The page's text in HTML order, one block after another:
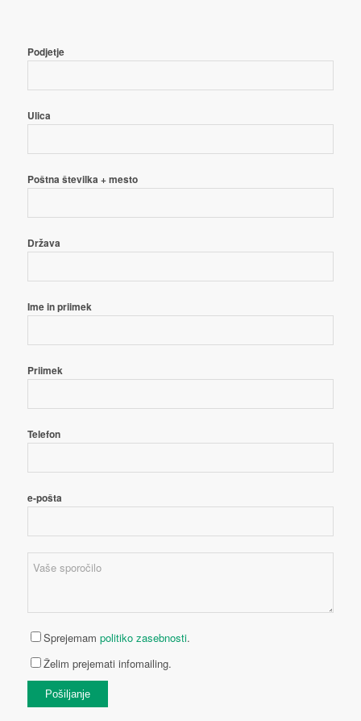
English(Angleščina)
Čeština(Češčina)
Français(Francoščina)
Podjetje
Ulica
Poštna številka + mesto
Država
Ime in priimek
Priimek
Telefon
e-pošta
Sprejemam politiko zasebnosti.
Želim prejemati infomailing.